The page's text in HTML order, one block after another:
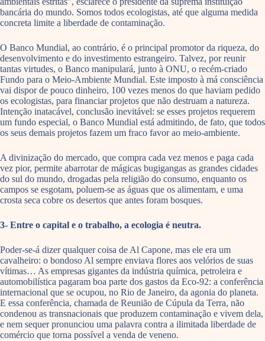
bancária do mundo. Somos todos ecologistas, até que alguma medida
concreta limite a liberdade de contaminação.
O Banco Mundial, ao contrário, é o principal promotor da riqueza, do
desenvolvimento e do investimento estrangeiro. Talvez, por reunir
tantas virtudes, o Banco manipulará, junto à ONU, o recém-criado
Fundo para o Meio-Ambiente Mundial. Este imposto à má consciência
vai dispor de pouco dinheiro, 100 vezes menos do que haviam pedido
os ecologistas, para financiar projetos que não destruam a natureza.
Intenção inatacável, conclusão inevitável: se esses projetos requerem
um fundo especial, o Banco Mundial está admitindo, de fato, que todos
os seus demais projetos fazem um fraco favor ao meio-ambiente.
A divinização do mercado, que compra cada vez menos e paga cada
vez pior, permite abarrotar de mágicas bugigangas as grandes cidades
do sul do mundo, drogadas pela religião do consumo, enquanto os
campos se esgotam, poluem-se as águas que os alimentam, e uma
crosta seca cobre os desertos que antes foram bosques.
3- Entre o capital e o trabalho, a ecologia é neutra.
Poder-se-á dizer qualquer coisa de Al Capone, mas ele era um
cavalheiro: o bondoso Al sempre enviava flores aos velórios de suas
vítimas… As empresas gigantes da indústria química, petroleira e
automobilística pagaram boa parte dos gastos da Eco-92: a conferência
internacional que se ocupou, no Rio de Janeiro, da agonia do planeta.
E essa conferência, chamada de Reunião de Cúpula da Terra, não
condenou as transnacionais que produzem contaminação e vivem dela,
e nem sequer pronunciou uma palavra contra a ilimitada liberdade de
comércio que torna possível a venda de veneno.